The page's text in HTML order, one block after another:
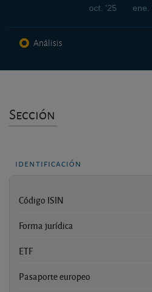
ene.
oct. '25
Análisis
Sección
identificación
Código ISIN
Forma jurídica
ETF
Pasaporte europeo